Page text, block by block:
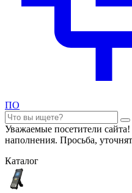
ПО
Уважаемые посетители
наполнения. Просьба,
Каталог